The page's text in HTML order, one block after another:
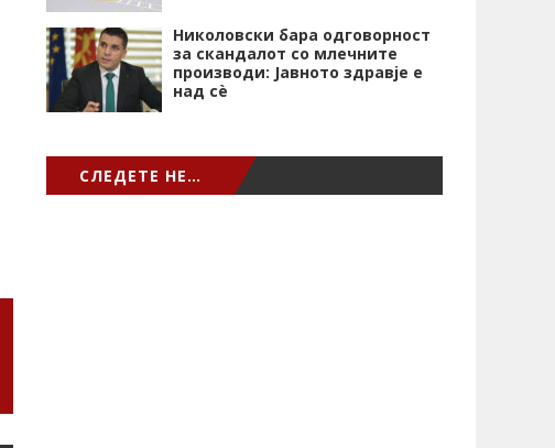
Николовски бара одговорност
за скандалот со млечните
производи: Јавното здравје е
над сѐ
СЛЕДЕТЕ НЕ…